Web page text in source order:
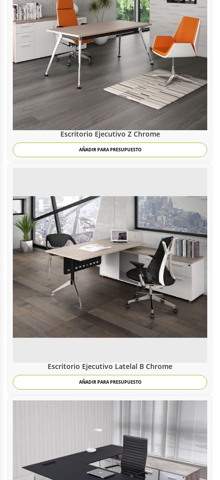
Escritorio Ejecutivo Z Chrome
AÑADIR PARA PRESUPUESTO
Escritorio Ejecutivo Latelal B Chrome
AÑADIR PARA PRESUPUESTO